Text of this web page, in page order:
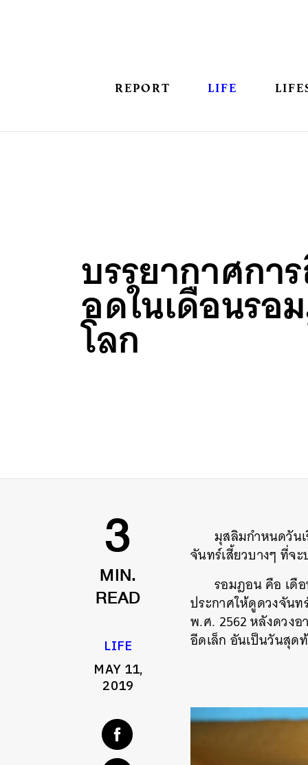
REPORT LIFE
บรรยากาศกา
อดในเดือนรอ
โลก
3
MIN.
READ
LIFE
MAY 11,
2019
มุสลิมกำหนดวัน
จันทร์เสี้ยวบางๆ ที่จ
รอมฎอน คือ เดื
ประกาศให้ดูดวงจัน
พ.ศ. 2562หลังดวง
อีดเล็ก อันเป็นวันสุด